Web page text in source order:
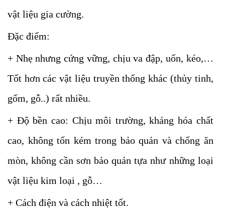
vật liệu gia cường.
Đặc điểm:
+ Nhẹ nhưng cứng vững, chịu va đập, uốn, kéo,…
Tốt hơn các vật liệu truyền thống khác (thủy tinh,
gốm, gỗ..) rất nhiều.
+ Độ bền cao: Chịu môi trường, kháng hóa chất
cao, không tốn kém trong bảo quản và chống ăn
mòn, không cần sơn bảo quản tựa như những loại
vật liệu kim loại , gỗ…
+ Cách điện và cách nhiệt tốt.